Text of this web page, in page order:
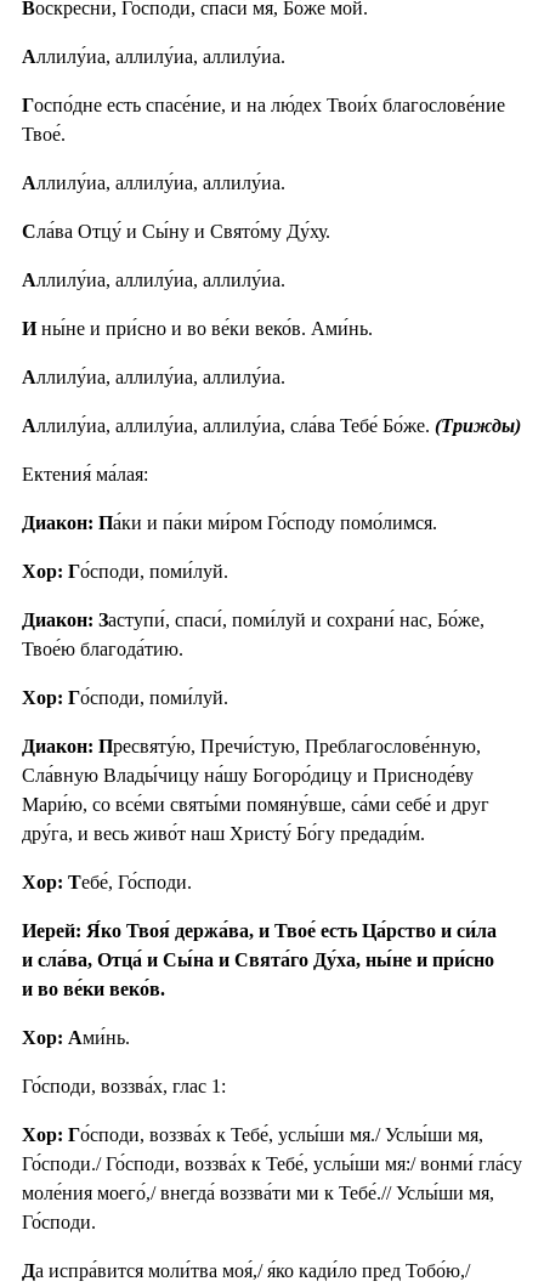
Воскресни́, Го́споди, спаси́ мя, Бо́же мой.
Аллилу́иа, аллилу́иа, аллилу́иа.
Госпо́дне есть спасе́ние, и на лю́дех Твои́х благослове́ние
Твое́.
Аллилу́иа, аллилу́иа, аллилу́иа.
Сла́ва Отцу́ и Сы́ну и Свято́му Ду́ху.
Аллилу́иа, аллилу́иа, аллилу́иа.
Ины́не и при́сно и во ве́ки веко́в. Ами́нь.
Аллилу́иа, аллилу́иа, аллилу́иа.
Аллилу́иа, аллилу́иа, аллилу́иа, сла́ва Тебе́ Бо́же. (Трижды)
Ектения́ ма́лая:
Диакон: Па́ки и па́ки ми́ром Го́споду помо́лимся.
Хор: Го́споди, поми́луй.
Диакон: Заступи́, спаси́, поми́луй и сохрани́ нас, Бо́же,
Твое́ю благода́тию.
Хор: Го́споди, поми́луй.
Диакон: Пресвяту́ю, Пречи́стую, Преблагослове́нную,
Сла́вную Влады́чицу на́шу Богоро́дицу и Присноде́ву
Мари́ю, со все́ми святы́ми помяну́вше, са́ми себе́ и друг
дру́га, и весь живо́т наш Христу́ Бо́гу предади́м.
Хор: Тебе́, Го́споди.
Иерей: Я́ко Твоя́ держа́ва, и Твое́ есть Ца́рство и си́ла
и сла́ва, Отца́ и Сы́на и Свята́го Ду́ха, ны́не и при́сно
и во ве́ки веко́в.
Хор: Ами́нь.
Го́споди, воззва́х, глас 1:
Хор: Го́споди, воззва́х к Тебе́, услы́ши мя./ Услы́ши мя,
Го́споди./ Го́споди, воззва́х к Тебе́, услы́ши мя:/ вонми́ гла́су
моле́ния моего́,/ внегда́ воззва́ти ми к Тебе́.// Услы́ши мя,
Го́споди.
Да испра́вится моли́тва моя́,/ я́ко кади́ло пред Тобо́ю,/